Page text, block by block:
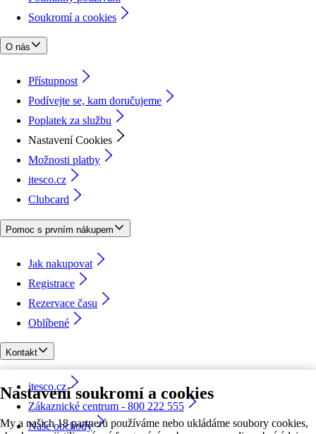
Nastavení soukromí a cookies
My a našich 18 partnerů používáme nebo ukládáme soubory cookies,
Soukromí a cookies
O nás
Přístupnost
Podívejte se, kam doručujeme
Poplatek za službu
Nastavení Cookies
Možnosti platby
itesco.cz
Clubcard
Pomoc s prvním nákupem
Jak nakupovat
Registrace
Rezervace času
Oblíbené
Kontakt
itesco.cz
Zákaznické centrum - 800 222 555
Naše obchody